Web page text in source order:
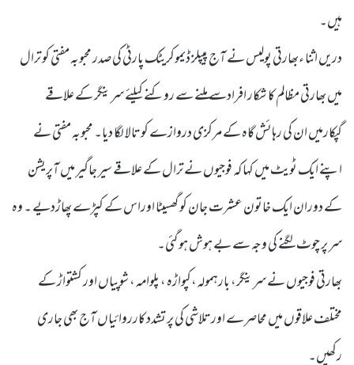
ہیں۔
دریں اثنا ءبھارتی پولیس نے آج پیپلز ڈیموکریٹک پارٹی کی صدر محبوبہ مفتی کو ترال
میں بھارتی مظالم کا شکار افرادسے ملنے سے روکنے کیلئے سرینگر کے علاقے
گپکارمیں ان کی رہائش گاہ کے مرکزی دروازے کو تالا لگا دیا۔ محبوبہ مفتی نے
اپنے ایک ٹویٹ میں کہا کہ فوجیوں نے ترال کے علاقے سیر جاگیر میں آپریشن
کے دوران ایک خاتون عشرت جان کو گھسیٹا اوراس کے کپڑے پھاڑدیے ۔ وہ
سر پر چوٹ لگنے کی وجہ سے بے ہوش ہو گئی۔
بھارتی فوجیوں نے سرینگر، بارہمولہ،کپواڑہ ، پلوامہ ، شوپیاں اور کشتواڑ کے
مختلف علاقوں میں محاصرے اور تلاشی کی پر تشدد کارروائیاں آج بھی جاری
رکھیں۔